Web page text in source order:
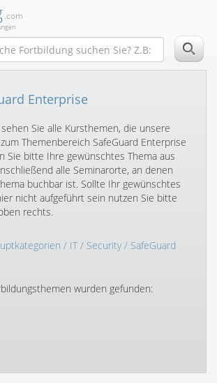
.com
Enterprise
Sie alle Kursthemen, die unsere
Themenbereich SafeGuard Enterprise
Sie bitte Ihre gewünschtes Thema aus
alle Seminarorte, an denen
buchbar ist. Sollte Ihr gewünschtes
nicht aufgeführt sein nutzen Sie bitte
rechts.
/ IT/ Security/ SafeGuard
wurden gefunden: